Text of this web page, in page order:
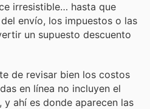
irresistible… hasta que
envío, los impuestos o las
un supuesto descuento
de revisar bien los costos
en línea no incluyen el
ahí es donde aparecen las